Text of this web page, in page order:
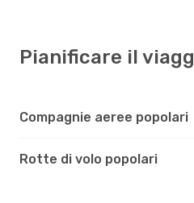
Pianificare il
Compagnie aeree popolari
Rotte di volo popolari